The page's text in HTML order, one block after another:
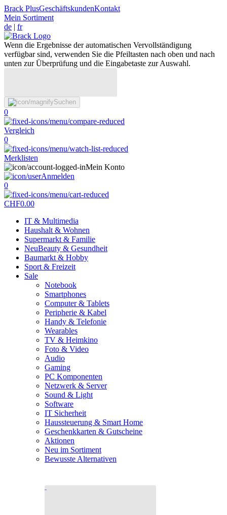
Brack PlusGeschäftskundenKontakt
Mein Sortiment
de | fr
Wenn die Ergebnisse der automatischen Vervollständigung
verfügbar sind, verwenden Sie die Pfeiltasten nach oben und nach
unten zur Überprüfung und die Eingabetaste zur Auswahl.
Suchen
0
Vergleich
0
Merklisten
Mein Konto
Anmelden
0
CHF0.00
IT & Multimedia
Haushalt & Wohnen
Supermarkt & Familie
NeuBeauty & Gesundheit
Baumarkt & Hobby
Sport & Freizeit
Sale
Notebook
Smartphones
Computer & Tablets
Peripherie & Kabel
Handy & Telefonie
Wearables
TV & Heimkino
Foto & Video
Audio
Gaming
PC Komponenten
Netzwerk & Server
Sound & Light
Software
IT Sicherheit
Haussteuerung & Smart Home
Geschenkkarten & Gutscheine
Aktionen
Neu im Sortiment
Bewusste Alternativen